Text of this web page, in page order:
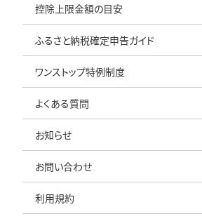
控除上限金額の目安
ふるさと納税確定申告ガイド
ワンストップ特例制度
よくある質問
お知らせ
お問い合わせ
利用規約